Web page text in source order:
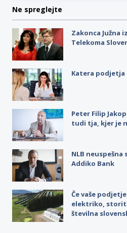
Ne spreglejte
Zakonca Južna
Telekoma
Katera
Peter Filip
tudi tja, kjer je
NLB
Addiko Bank
Če vaše
elektriko,
številna